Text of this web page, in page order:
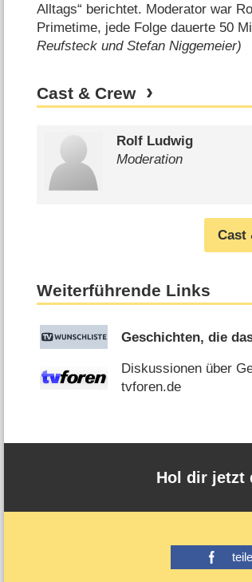
Alltags“ berichtet. Moderator war
Primetime, jede Folge dauerte 50
Reufsteck und Stefan Niggemeier)
Cast & Crew
Rolf Ludwig
Moderation
Cast
Weiterführende Links
Geschichten, die
Diskussionen über
tvforen.de
Hol dir jetzt